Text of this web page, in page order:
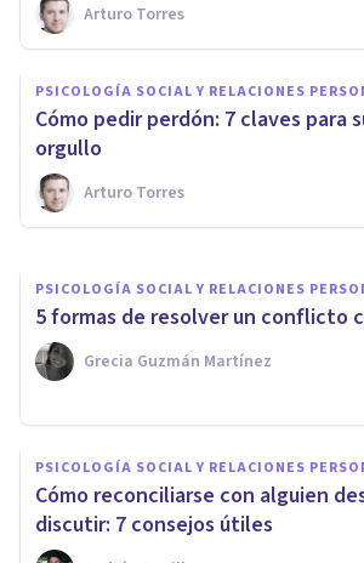
Arturo Torres
PSICOLOGÍA SOCIAL Y RELACIONES
Cómo pedir perdón: 7 claves para
orgullo
Arturo Torres
PSICOLOGÍA SOCIAL Y RELACIONES
Cómo expresar los
sentimientos y
alguien, en 6 pasos
Arturo Torres
PSICOLOGÍA SOCIAL Y RELACIONES
5 formas de resolver un conflicto
Grecia Guzmán Martínez
PSICOLOGÍA SOCIAL Y RELACIONES
Cómo reconciliarse con alguien
discutir: 7 consejos útiles